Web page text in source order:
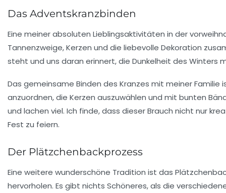
Das Adventskranzbinden
Eine meiner absoluten Lieblingsaktivitäten in der
Tannenzweige, Kerzen und die liebevolle Dekoration
steht und uns daran erinnert, die Dunkelheit des Winters
Das gemeinsame Binden des Kranzes mit meiner
anzuordnen, die Kerzen auszuwählen und mit bunten
und lachen viel. Ich finde, dass dieser Brauch nicht nur
Fest zu feiern.
Der Plätzchenbackprozess
Eine weitere wunderschöne Tradition ist das
hervorholen. Es gibt nichts Schöneres, als die